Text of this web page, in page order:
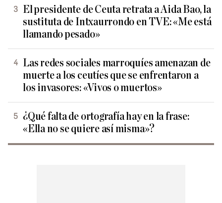
El presidente de Ceuta retrata a Aida Bao, la
sustituta de Intxaurrondo en TVE: «Me está
llamando pesado»
Las redes sociales marroquíes amenazan de
muerte a los ceutíes que se enfrentaron a
los invasores: «Vivos o muertos»
¿Qué falta de ortografía hay en la frase:
«Ella no se quiere así misma»?